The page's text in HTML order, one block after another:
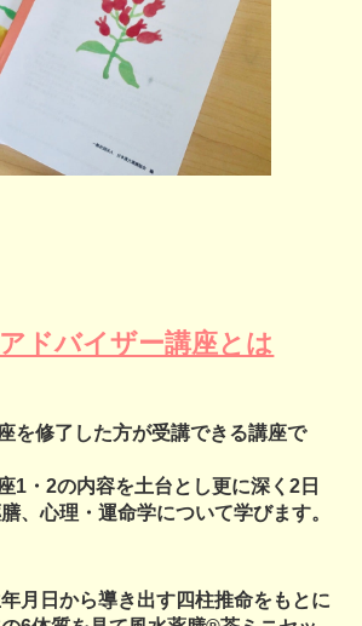
ドバイザー講座とは
を修了した方が受講できる講座で
1・2の内容を土台とし更に深く2日
、心理・運命学について学びます。
月日から導き出す四柱推命をもとに